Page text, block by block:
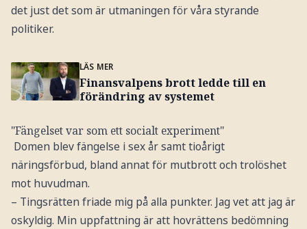
det just det som är utmaningen för våra styrande
politiker.
LÄS MER
Finansvalpens brott ledde till en
förändring av systemet
"Fängelset var som ett socialt experiment"
Domen blev fängelse i sex år samt tioårigt
näringsförbud, bland annat för mutbrott och trolöshet
mot huvudman.
– Tingsrätten friade mig på alla punkter. Jag vet att jag är
oskyldig. Min uppfattning är att hovrättens bedömning